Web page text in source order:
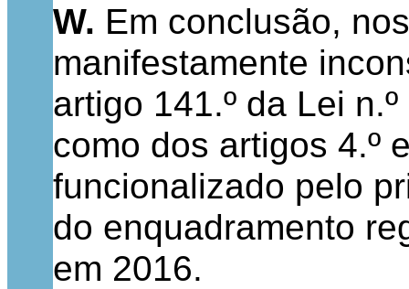
W. Em conclusão,
manifestamente
artigo 141.º da Lei
como dos artigos 4.º
funcionalizado pelo
do enquadramento
em 2016.